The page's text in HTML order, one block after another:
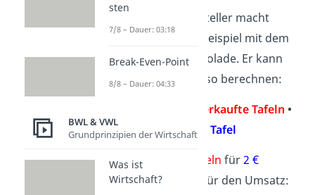
Ein Schokoladenhersteller macht
seinen Umsatz zum Beispiel mit dem
Verkauf seiner Schokolade. Er kann
seinen Umsatz dann so berechnen:
Anzahl verkaufte Tafeln •
Preis pro Tafel
Wenn er jetzt
100 Tafeln für2 €
verkauft, rechnet er für den Umsatz:
sten
7/8 – Dauer: 03:18
Break-Even-Point
8/8 – Dauer: 04:33
BWL & VWL
Grundprinzipien der Wirtschaft
Was ist
Wirtschaft?